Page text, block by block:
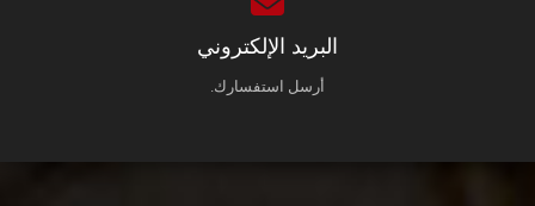
البريد الإلكتروني
أرسل استفسارك.